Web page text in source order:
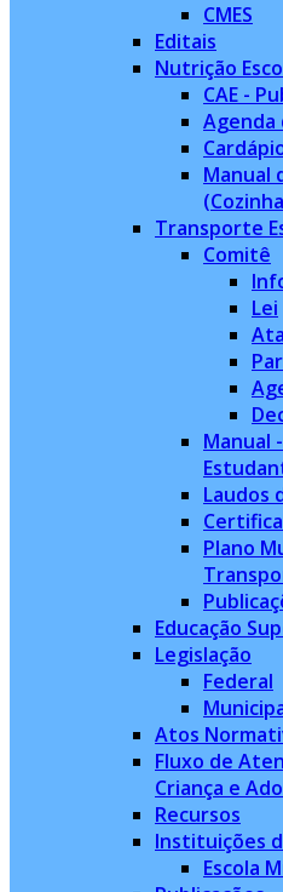
CMES
Editais
Nutrição
CAE -
Agenda
Manual
Transporte
Comitê
Lei
Manual
Laudos
Plano
Educação
Legislação
Federal
Atos
Fluxo de
Criança e
Recursos
Instituições
Escola